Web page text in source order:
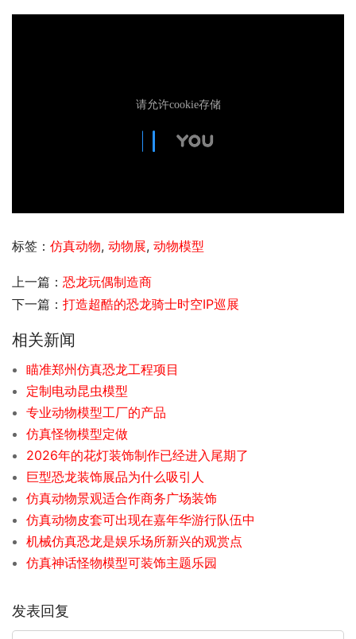
标签： 仿真动物, 动物展, 动物模型
上一篇： 恐龙玩偶制造商
下一篇： 打造超酷的恐龙骑士时空IP巡展
相关新闻
瞄准郑州仿真恐龙工程项目
定制电动昆虫模型
专业动物模型工厂的产品
仿真怪物模型定做
2026年的花灯装饰制作已经进入尾期了
巨型恐龙装饰展品为什么吸引人
仿真动物景观适合作商务广场装饰
仿真动物皮套可出现在嘉年华游行队伍中
机械仿真恐龙是娱乐场所新兴的观赏点
仿真神话怪物模型可装饰主题乐园
发表回复